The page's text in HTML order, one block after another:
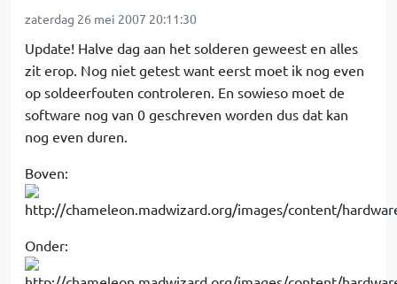
zaterdag 26 mei 2007 20:11:30
Update! Halve dag aan het solderen geweest en alles
zit erop. Nog niet getest want eerst moet ik nog even
op soldeerfouten controleren. En sowieso moet de
software nog van 0 geschreven worden dus dat kan
nog even duren.
Boven:
Onder: